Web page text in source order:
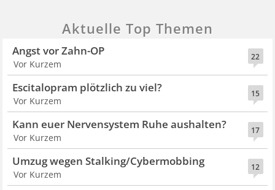
Aktuelle Top Themen
22
Angst vor Zahn-OP
Vor Kurzem
15
Escitalopram plötzlich zu viel?
Vor Kurzem
17
Kann euer Nervensystem Ruhe aushalten?
Vor Kurzem
12
Umzug wegen Stalking/Cybermobbing
Vor Kurzem